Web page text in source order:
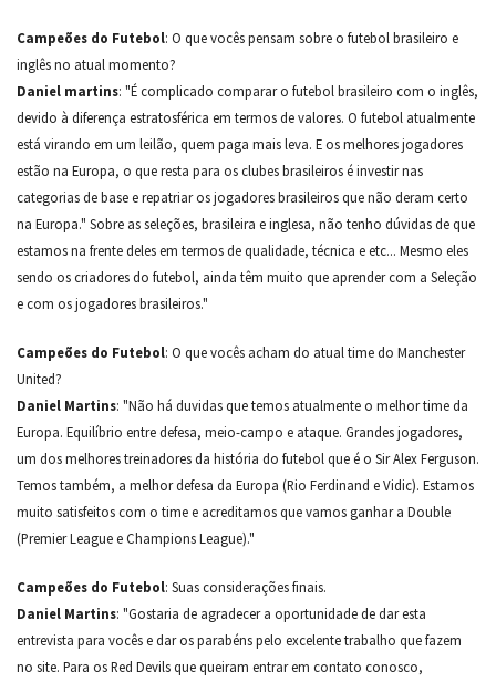
Campeões do Futebol: O que vocês pensam sobre o futebol brasileiro e
inglês no atual momento?
Daniel martins: "É complicado comparar o futebol brasileiro com o inglês,
devido à diferença estratosférica em termos de valores. O futebol atualmente
está virando em um leilão, quem paga mais leva. E os melhores jogadores
estão na Europa, o que resta para os clubes brasileiros é investir nas
categorias de base e repatriar os jogadores brasileiros que não deram certo
na Europa." Sobre as seleções, brasileira e inglesa, não tenho dúvidas de que
estamos na frente deles em termos de qualidade, técnica e etc... Mesmo eles
sendo os criadores do futebol, ainda têm muito que aprender com a Seleção
e com os jogadores brasileiros."
Campeões do Futebol: O que vocês acham do atual time do Manchester
United?
Daniel Martins: "Não há duvidas que temos atualmente o melhor time da
Europa. Equilíbrio entre defesa, meio-campo e ataque. Grandes jogadores,
um dos melhores treinadores da história do futebol que é o Sir Alex Ferguson.
Temos também, a melhor defesa da Europa (Rio Ferdinand e Vidic). Estamos
muito satisfeitos com o time e acreditamos que vamos ganhar a Double
(Premier League e Champions League)."
Campeões do Futebol: Suas considerações finais.
Daniel Martins: "Gostaria de agradecer a oportunidade de dar esta
entrevista para vocês e dar os parabéns pelo excelente trabalho que fazem
no site. Para os Red Devils que queiram entrar em contato conosco,